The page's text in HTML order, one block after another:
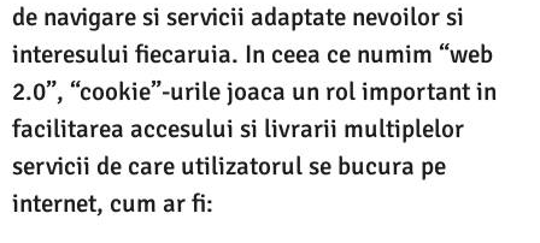
de navigare si servicii adaptate nevoilor si
interesului fiecaruia. In ceea ce numim “web
2.0”, “cookie”-urile joaca un rol important in
facilitarea accesului si livrarii multiplelor
servicii de care utilizatorul se bucura pe
internet, cum ar fi: